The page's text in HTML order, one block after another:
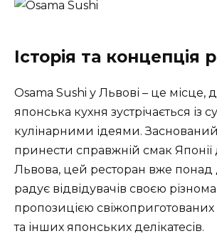
Історія та концепція
Osama Sushi у Львові – це місце,
японська кухня зустрічається із
кулінарними ідеями.
принести справжній смак
Львова, цей ресторан вже понад
радує відвідувачів своєю
пропозицією свіжоприготованих
та інших японських делікатесів.